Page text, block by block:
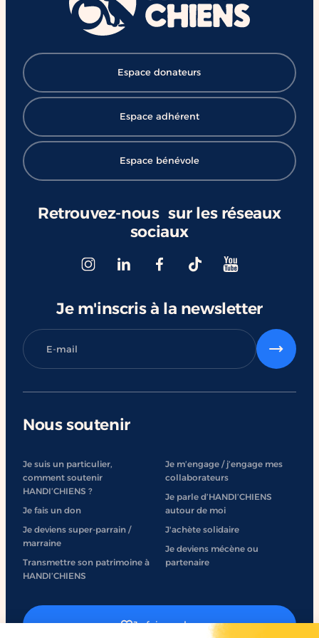
Retrouvez-nous sur les réseaux
sociaux
Espace donateurs
Espace adhérent
Espace bénévole
Je m'inscris à la newsletter
Nous soutenir
Je suis un particulier,
comment soutenir
HANDI’CHIENS ?
Je fais un don
Je deviens super-parrain /
marraine
Transmettre son patrimoine à
HANDI’CHIENS
Je m’engage / j’engage mes
collaborateurs
Je parle d’HANDI’CHIENS
autour de moi
J'achète solidaire
Je deviens mécène ou
partenaire
Je fais un don